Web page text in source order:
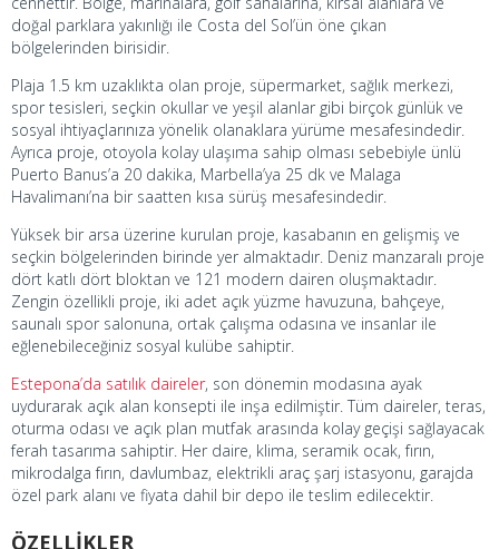
doğal parklara yakınlığı ile Costa del Sol’ün öne çıkan
bölgelerinden birisidir.
Plaja 1.5 km uzaklıkta olan proje, süpermarket, sağlık merkezi,
spor tesisleri, seçkin okullar ve yeşil alanlar gibi birçok günlük ve
sosyal ihtiyaçlarınıza yönelik olanaklara yürüme mesafesindedir.
Ayrıca proje, otoyola kolay ulaşıma sahip olması sebebiyle ünlü
Puerto Banus’a 20 dakika, Marbella’ya 25 dk ve Malaga
Havalimanı’na bir saatten kısa sürüş mesafesindedir.
Yüksek bir arsa üzerine kurulan proje, kasabanın en gelişmiş ve
seçkin bölgelerinden birinde yer almaktadır. Deniz manzaralı proje
dört katlı dört bloktan ve 121 modern dairen oluşmaktadır.
Zengin özellikli proje, iki adet açık yüzme havuzuna, bahçeye,
saunalı spor salonuna, ortak çalışma odasına ve insanlar ile
eğlenebileceğiniz sosyal kulübe sahiptir.
Estepona’da satılık daireler, son dönemin modasına ayak
uydurarak açık alan konsepti ile inşa edilmiştir. Tüm daireler, teras,
oturma odası ve açık plan mutfak arasında kolay geçişi sağlayacak
ferah tasarıma sahiptir. Her daire, klima, seramik ocak, fırın,
mikrodalga fırın, davlumbaz, elektrikli araç şarj istasyonu, garajda
özel park alanı ve fiyata dahil bir depo ile teslim edilecektir.
ÖZELLİKLER